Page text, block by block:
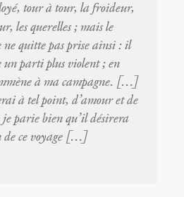
tour à tour, la froideur,
les querelles ; mais le
ne quitte pas prise ainsi : il
un parti plus violent ; en
à ma campagne. […]
à tel point, d’amour et de
parie bien qu’il désirera
de ce voyage […]